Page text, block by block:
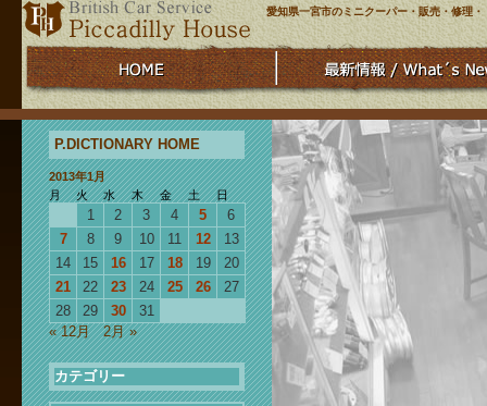
愛知県一宮市のミニクーパー・販売・修理
P.DICTIONARY HOME
2013年1月
月
火 水 木 金 土 日
1 2 3 4 5
6
7
8 9 10 11 12
13
14
15 16 17 18 19
20
21
22 23 24 25 26
27
28
29 30
31
« 12月
2月 »
カテゴリー